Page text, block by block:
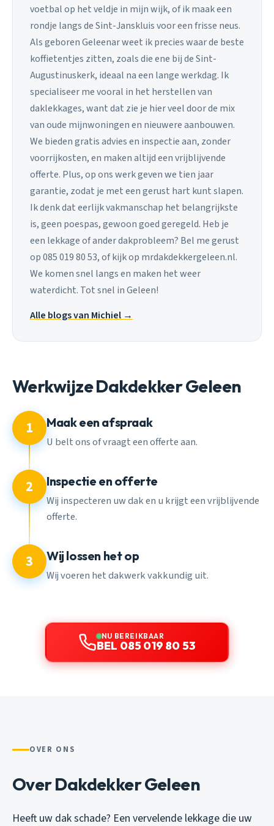
voetbal op het veldje in mijn wijk, of ik maak een
rondje langs de Sint-Janskluis voor een frisse neus.
Als geboren Geleenar weet ik precies waar de beste
koffietentjes zitten, zoals die ene bij de Sint-
Augustinuskerk, ideaal na een lange werkdag. Ik
specialiseer me vooral in het herstellen van
daklekkages, want dat zie je hier veel door de mix
van oude mijnwoningen en nieuwere aanbouwen.
We bieden gratis advies en inspectie aan, zonder
voorrijkosten, en maken altijd een vrijblijvende
offerte. Plus, op ons werk geven we tien jaar
garantie, zodat je met een gerust hart kunt slapen.
Ik denk dat eerlijk vakmanschap het belangrijkste
is, geen poespas, gewoon goed geregeld. Heb je
een lekkage of ander dakprobleem? Bel me gerust
op 085 019 80 53, of kijk op mrdakdekkergeleen.nl.
We komen snel langs en maken het weer
waterdicht. Tot snel in Geleen!
Alle blogs van Michiel →
Werkwijze Dakdekker Geleen
1 Maak een afspraak
U belt ons of vraagt een offerte aan.
2 Inspectie en offerte
Wij inspecteren uw dak en u krijgt een vrijblijvende
offerte.
3 Wij lossen het op
Wij voeren het dakwerk vakkundig uit.
NU BEREIKBAAR
BEL 085 019 80 53
OVER ONS
Over Dakdekker Geleen
Heeft uw dak schade? Een vervelende lekkage die uw